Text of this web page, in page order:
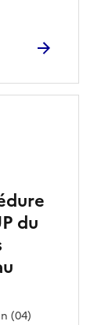
du
(04)